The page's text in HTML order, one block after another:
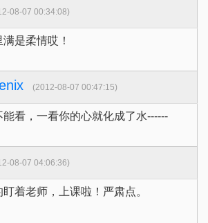
08-07 00:34:08)
是柔情哎！
(2012-08-07 00:47:15)
能看，一看你的心就化成了水------
08-07 04:06:36)
着老师，上课啦！严肃点。